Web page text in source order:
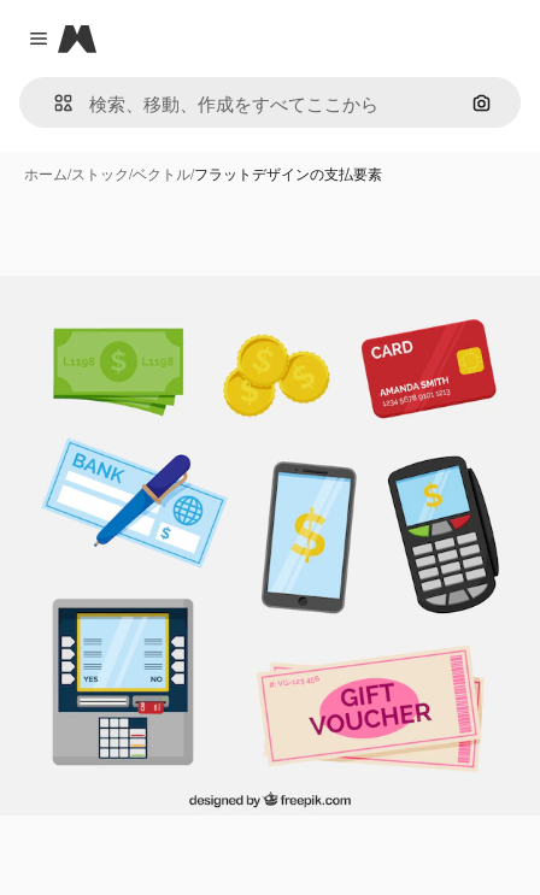
Close menu
Magnific
画像で
ホーム/ストック/ベクトル/フラットデザインの支払要素